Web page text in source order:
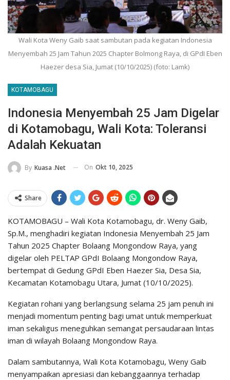
Wali Kota Weny Gaib saat sambutan pada kegiatan Indonesia
Menyembah 25 Jam Tahun 2025 Chapter Bolmong Raya, di GPdI Eben
Haezer desa Sia, Jumat (10/10/2025) (foto: Lamk)
KOTAMOBAGU
Indonesia Menyembah 25 Jam Digelar
di Kotamobagu, Wali Kota: Toleransi
Adalah Kekuatan
By Kuasa .net On Okt 10, 2025
Share
KOTAMOBAGU – Wali Kota Kotamobagu, dr. Weny Gaib,
Sp.M., menghadiri kegiatan Indonesia Menyembah 25 Jam
Tahun 2025 Chapter Bolaang Mongondow Raya, yang
digelar oleh PELTAP GPdI Bolaang Mongondow Raya,
bertempat di Gedung GPdI Eben Haezer Sia, Desa Sia,
Kecamatan Kotamobagu Utara, Jumat (10/10/2025).
Kegiatan rohani yang berlangsung selama 25 jam penuh ini
menjadi momentum penting bagi umat untuk memperkuat
iman sekaligus meneguhkan semangat persaudaraan lintas
iman di wilayah Bolaang Mongondow Raya.
Dalam sambutannya, Wali Kota Kotamobagu, Weny Gaib
menyampaikan apresiasi dan kebanggaannya terhadap